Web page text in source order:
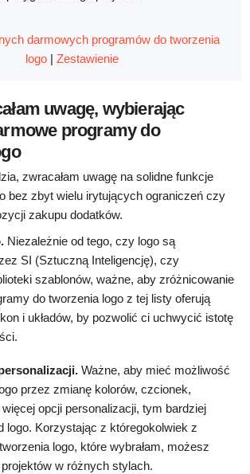
darmowych programów do tworzenia
logo| Zestawienie
uwagę, wybierając
programy do
zwracałam uwagę na solidne funkcje
bez zbyt wielu irytujących ograniczeń czy
zakupu dodatków.
Niezależnie od tego, czy logo są
SI (Sztuczną Inteligencję), czy
szablonów, ważne, aby zróżnicowanie
do tworzenia logo z tej listy oferują
i układów, by pozwolić ci uchwycić istotę
Ważne, aby mieć możliwość
przez zmianę kolorów, czcionek,
więcej opcji personalizacji, tym bardziej
logo. Korzystając z któregokolwiek z
logo, które wybrałam, możesz
w różnych stylach.